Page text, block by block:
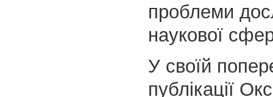
проблеми
наукової
У своїй
публікації